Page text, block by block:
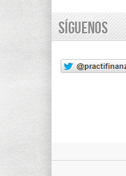
Síguenos